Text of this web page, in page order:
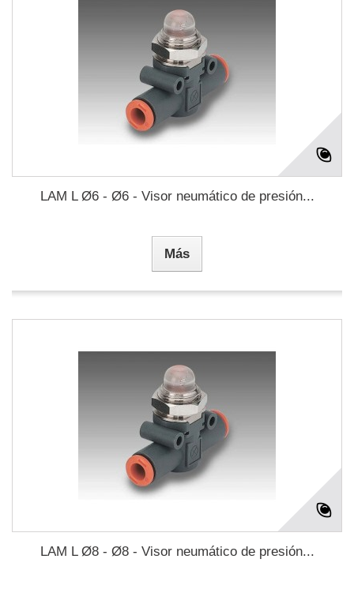
LAM L Ø6 - Ø6 - Visor neumático de presión...
Más
LAM L Ø8 - Ø8 - Visor neumático de presión...